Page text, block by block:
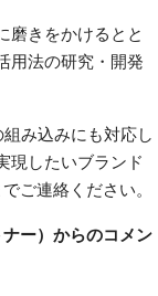
磨きをかけるとと
用法の研究・開発
み込みにも対応し
現したいブランド
でご連絡ください。
ー）からのコメン